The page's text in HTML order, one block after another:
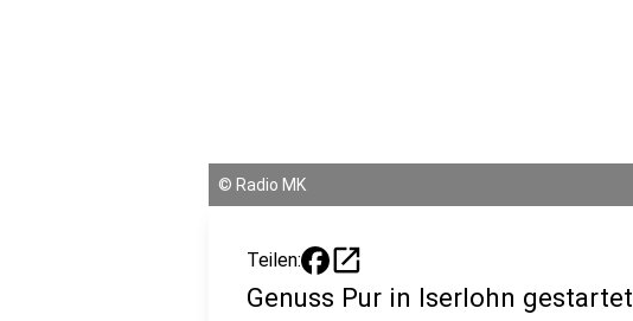
© Radio MK
Teilen: open_in_new
Genuss Pur in Iserlohn gestartet